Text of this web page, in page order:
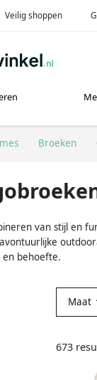
Veilig shoppen
Broeken
van stijl en
en behoefte.
Maat
673